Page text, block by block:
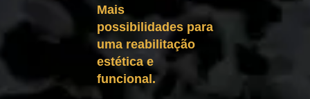
Mais
possibilidades para
uma reabilitação
estética e
funcional.